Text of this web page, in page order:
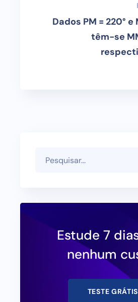
Dados PM = 220° e
têm-se
Estude 7
nenhum
TESTE GRÁTIS